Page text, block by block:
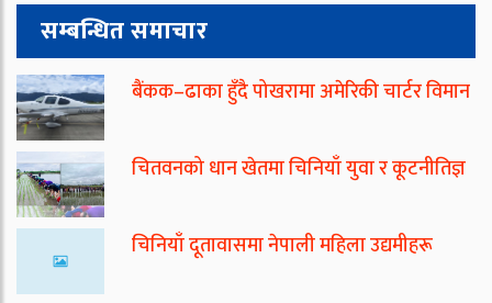
सम्बन्धित समाचार
बैंकक–ढाका हुँदै पोखरामा अमेरिकी चार्टर विमान
चितवनको धान खेतमा चिनियाँ युवा र कूटनीतिज्ञ
चिनियाँ दूतावासमा नेपाली महिला उद्यमीहरू